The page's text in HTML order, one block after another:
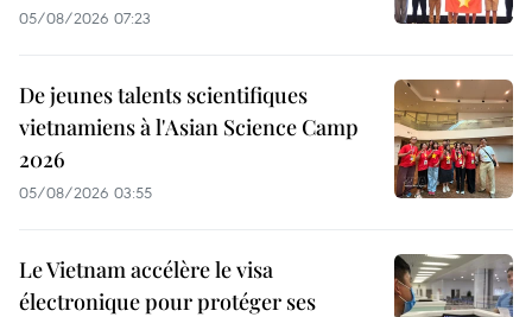
05/08/2026 07:23
De jeunes talents scientifiques
vietnamiens à l'Asian Science Camp
2026
05/08/2026 03:55
Le Vietnam accélère le visa
électronique pour protéger ses